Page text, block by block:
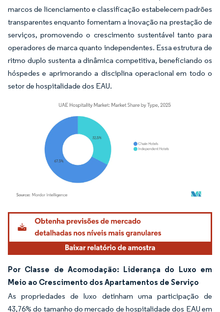
marcos de licenciamento e classificação estabelecem padrões
transparentes enquanto fomentam a inovação na prestação de
serviços, promovendo o crescimento sustentável tanto para
operadores de marca quanto independentes. Essa estrutura de
ritmo duplo sustenta a dinâmica competitiva, beneficiando os
hóspedes e aprimorando a disciplina operacional em todo o
setor de hospitalidade dos EAU.
Imagem © Mordor Intelligence. O reuso requer atribuição conforme CC BY 4.0.
Por Classe de Acomodação: Liderança do Luxo em
Meio ao Crescimento dos Apartamentos de Serviço
As propriedades de luxo detinham uma participação de
43,76% do tamanho do mercado de hospitalidade dos EAU em